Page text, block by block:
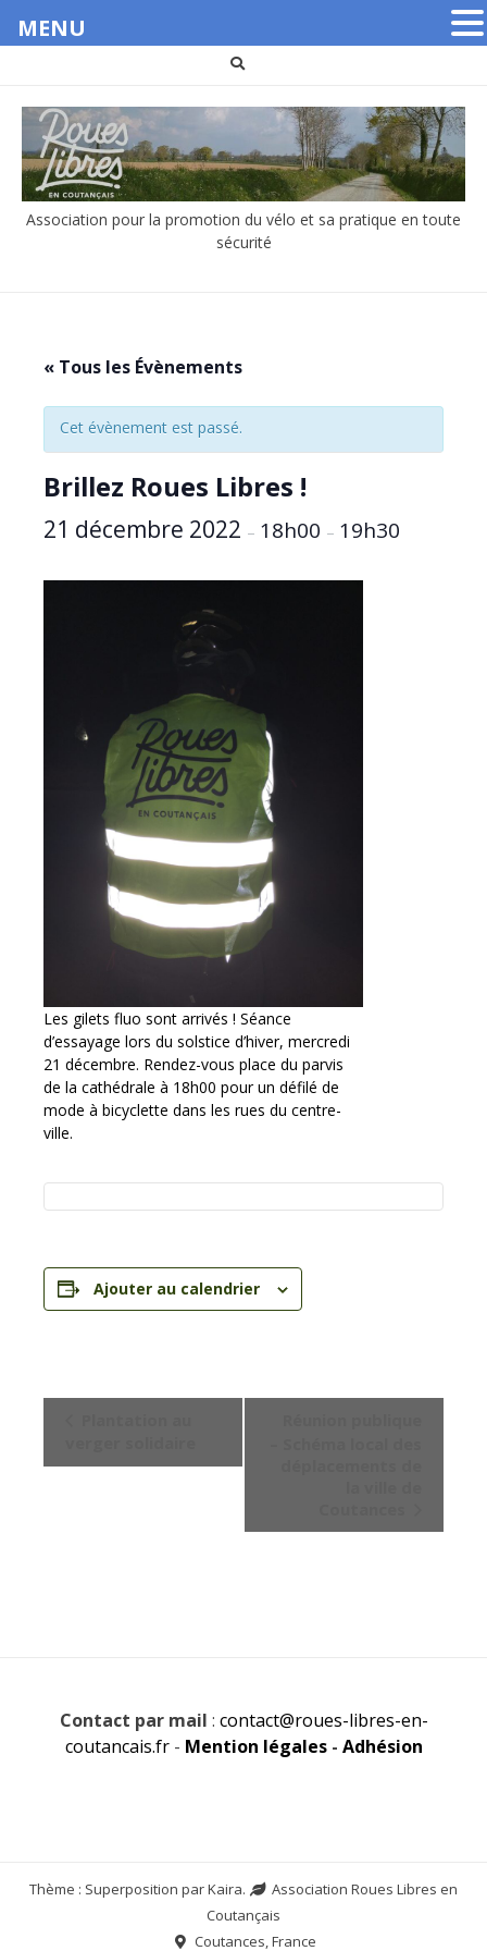
contenu
Association pour la promotion du vélo et sa pratique en toute
sécurité
« Tous les Évènements
Cet évènement est passé.
Brillez Roues Libres !
21 décembre 2022 – 18h00 – 19h30
Les gilets fluo sont arrivés ! Séance
d’essayage lors du solstice d’hiver, mercredi
21 décembre. Rendez-vous place du parvis
de la cathédrale à 18h00 pour un défilé de
mode à bicyclette dans les rues du centre-
ville.
Ajouter au calendrier
Contact par mail : contact@roues-libres-en-
coutancais.fr- Mention légales- Adhésion
Thème : Superposition parKaira.
Association Roues Libres en
Coutançais
Coutances, France
MENU